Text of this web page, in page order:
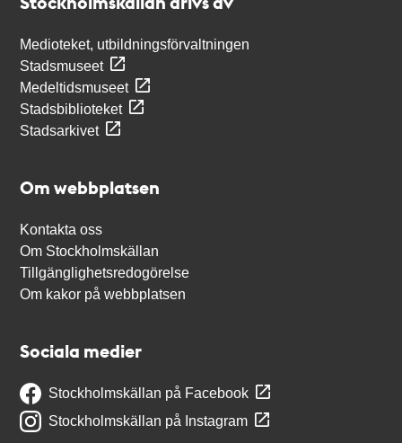
Medioteket, utbildningsförvaltningen
Stadsmuseet
Medeltidsmuseet
Stadsbiblioteket
Stadsarkivet
Om webbplatsen
Kontakta oss
Om Stockholmskällan
Tillgänglighetsredogörelse
Om kakor på webbplatsen
Sociala medier
Stockholmskällan på Facebook
Stockholmskällan på Instagram